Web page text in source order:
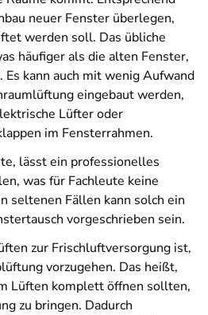
neuer Fenster überlegen,
werden soll. Das übliche
häufiger als die alten Fenster,
Es kann auch mit wenig Aufwand
eingebaut werden,
Lüfter oder
im Fensterrahmen.
lässt ein professionelles
was für Fachleute keine
seltenen Fällen kann solch ein
vorgeschrieben sein.
zur Frischluftversorgung ist,
vorzugehen. Das heißt,
Lüften komplett öffnen sollten,
zu bringen. Dadurch